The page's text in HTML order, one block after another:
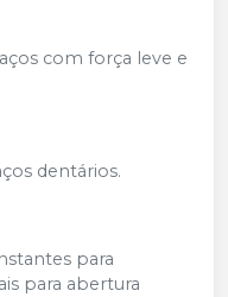
com força leve e
dentários.
para
para abertura